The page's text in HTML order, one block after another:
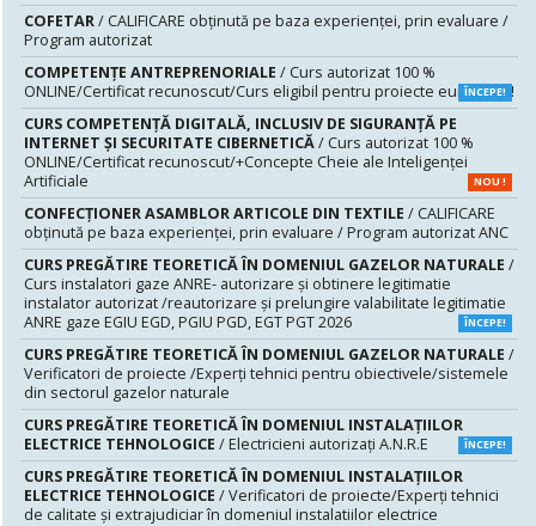
COFETAR/ CALIFICARE obținută pe baza experienței, prin evaluare /
Program autorizat
COMPETENȚE ANTREPRENORIALE / Curs autorizat 100 %
ONLINE/Certificat recunoscut/Curs eligibil pentru proiecte europene!
ÎNCEPE!
CURS COMPETENŢĂ DIGITALĂ, INCLUSIV DE SIGURANŢĂ PE
INTERNET ŞI SECURITATE CIBERNETICĂ/ Curs autorizat 100 %
ONLINE/Certificat recunoscut/+Concepte Cheie ale Inteligenței
Artificiale
NOU !
CONFECȚIONER ASAMBLOR ARTICOLE DIN TEXTILE / CALIFICARE
obținută pe baza experienței, prin evaluare / Program autorizat ANC
CURS PREGĂTIRE TEORETICĂ ÎN DOMENIUL GAZELOR NATURALE /
Curs instalatori gaze ANRE- autorizare și obtinere legitimatie
instalator autorizat /reautorizare și prelungire valabilitate legitimatie
ANRE gaze EGIU EGD, PGIU PGD, EGT PGT 2026
ÎNCEPE!
CURS PREGĂTIRE TEORETICĂ ÎN DOMENIUL GAZELOR NATURALE /
Verificatori de proiecte /Experţi tehnici pentru obiectivele/sistemele
din sectorul gazelor naturale
CURS PREGĂTIRE TEORETICĂ ÎN DOMENIUL INSTALAŢIILOR
ELECTRICE TEHNOLOGICE / Electricieni autorizaţi A.N.R.E ÎNCEPE!
CURS PREGĂTIRE TEORETICĂ ÎN DOMENIUL INSTALAŢIILOR
ELECTRICE TEHNOLOGICE / Verificatori de proiecte/Experţi tehnici
de calitate şi extrajudiciar în domeniul instalatiilor electrice